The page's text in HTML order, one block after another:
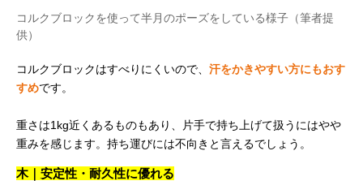
コルクブロックを使って半月のポーズをしている様子（筆者提
供）
コルクブロックはすべりにくいので、 汗をかきやすい方にもおす
すめです。
重さは1kg近くあるものもあり、片手で持ち上げて扱うにはやや
重みを感じます。持ち運びには不向きと言えるでしょう。
木｜安定性・耐久性に優れる